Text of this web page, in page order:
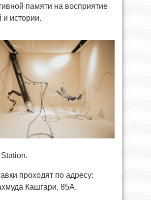
памяти на восприятие
и истории.
проходят по адресу:
Кашгари, 85А.